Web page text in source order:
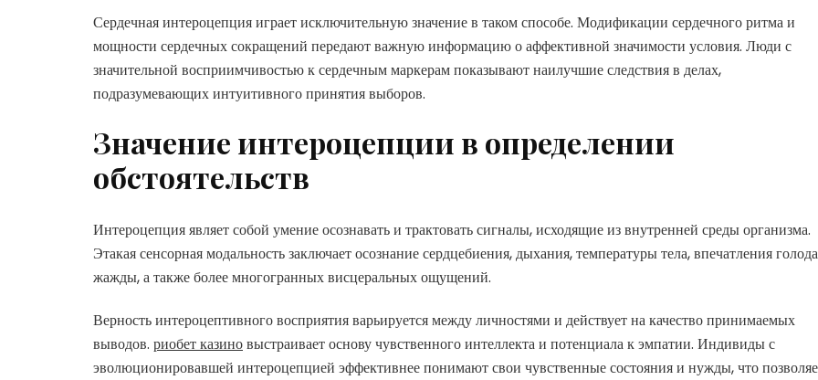
Сердечная интероцепция играет исключительную значение в таком способе. Модификации сердечного ритма и
мощности сердечных сокращений передают важную информацию о аффективной значимости условия. Люди с
значительной восприимчивостью к сердечным маркерам показывают наилучшие следствия в делах,
подразумевающих интуитивного принятия выборов.
Значение интероцепции в определении
обстоятельств
Интероцепция являет собой умение осознавать и трактовать сигналы, исходящие из внутренней среды организма.
Этакая сенсорная модальность заключает осознание сердцебиения, дыхания, температуры тела, впечатления
жажды, а также более многогранных висцеральных ощущений.
Верность интероцептивного восприятия варьируется между личностями и действует на качество принимаемых
выводов. риобет казиновыстраивает основу чувственного интеллекта и потенциала к эмпатии. Индивиды с
эволюционировавшей интероцепцией эффективнее понимают свои чувственные состояния и нужды, что